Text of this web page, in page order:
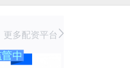
更多配资平台